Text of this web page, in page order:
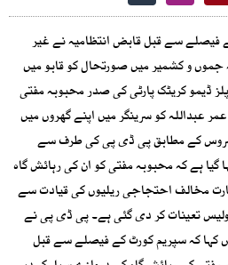
کے فیصلے سے قبل قابض انتظامیہ نے غیر
جموں و کشمیر میں صورتحال کو قابو میں
ڈیمو کریٹک پارٹی کی صدر محبوبہ مفتی
عبداللہ کو سرینگر میں اپنے گھروں میں
سروس کے مطابق پی ڈی پی کی طرف سے
گیا ہے کہ محبوبہ مفتی کو ان کی رہائش گاہ
مخالف احتجاجی ریلیوں کی قیادت سے
تعینات کر دی گئی ہے۔ پی ڈی پی نے
کہا کہ سپریم کورٹ کے فیصلے سے قبل